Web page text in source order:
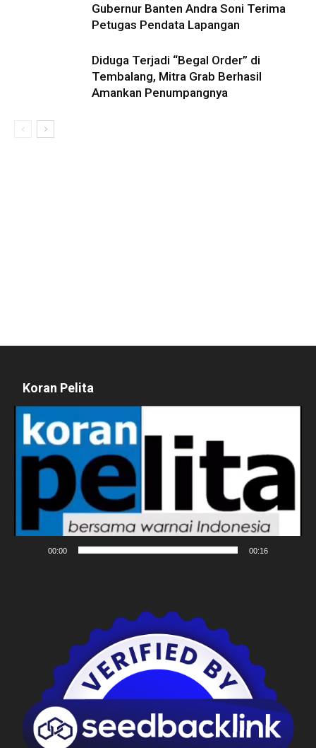
Gubernur Banten Andra Soni Terima
Petugas Pendata Lapangan
Diduga Terjadi “Begal Order” di
Tembalang, Mitra Grab Berhasil
Amankan Penumpangnya
Koran Pelita
Pemutar
Video
00:00 00:16